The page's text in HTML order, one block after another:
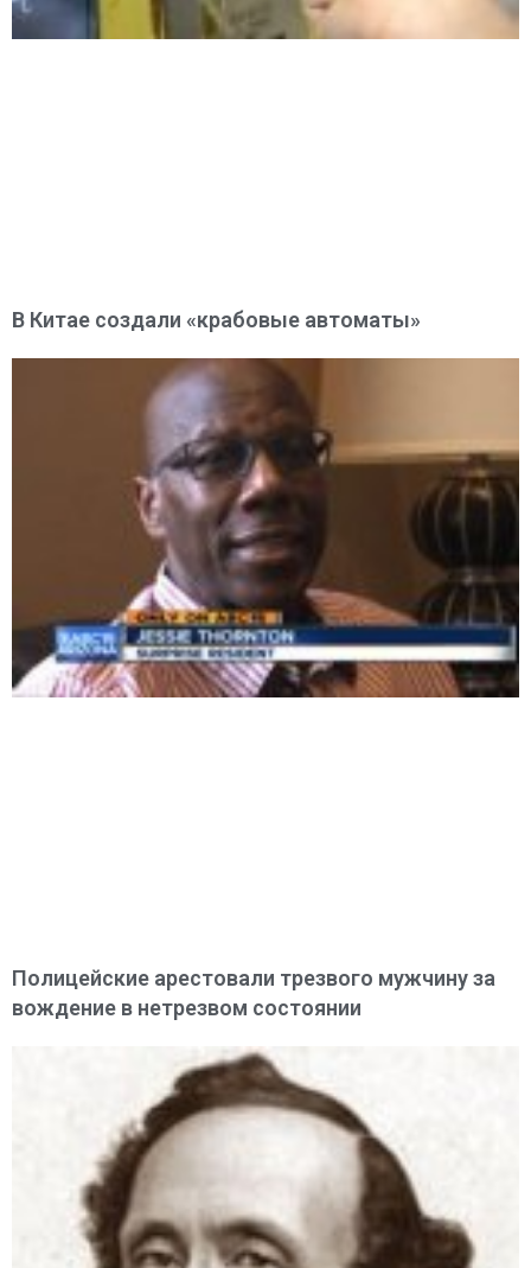
В Китае создали «крабовые автоматы»
Полицейские арестовали трезвого мужчину за
вождение в нетрезвом состоянии